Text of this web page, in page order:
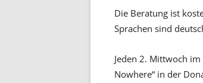
Die Beratung ist
Sprachen sind
Jeden 2. Mittwoch
Nowhere“ in der